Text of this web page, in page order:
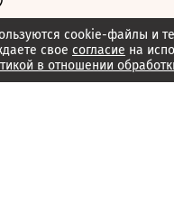
cookie-файлы и
свое согласие на
в отношении